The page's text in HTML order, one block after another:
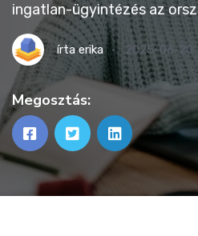
ingatlan-ügyintézés az
írtaerika 2025-06-20
Megosztás: